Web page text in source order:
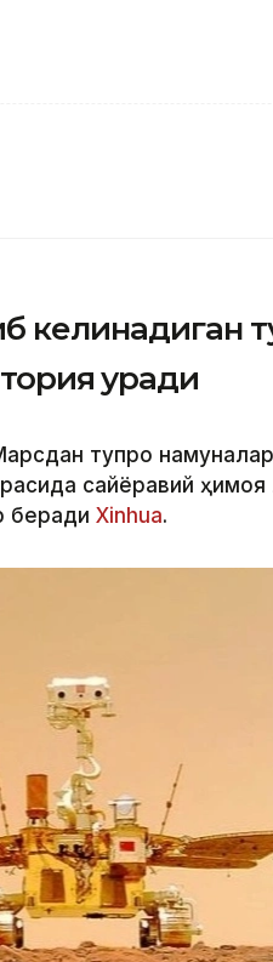
келинадиган
қуради
тупроқ
сайёравий ҳимоя
беради Xinhua.